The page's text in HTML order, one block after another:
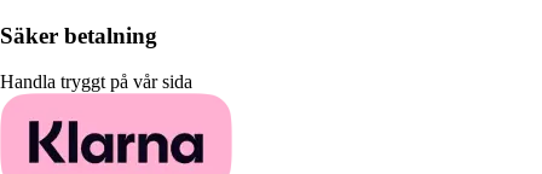
Säker betalning
Handla tryggt på vår sida